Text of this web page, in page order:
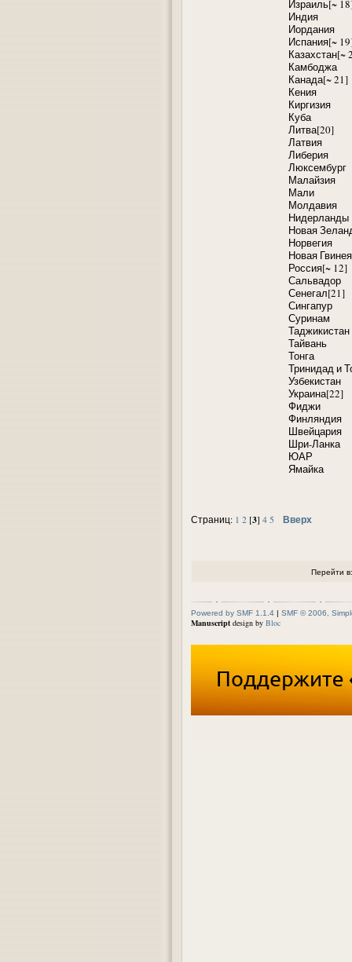
Израиль[~
Индия
Иордания
Испания[~
Казахстан[~
Камбоджа
Канада[~ 21]
Кения
Киргизия
Куба
Литва[20]
Латвия
Либерия
Люксембург
Малайзия
Мали
Молдавия
Нидерланды
Новая
Норвегия
Новая Гвинея
Россия[~ 12]
Сальвадор
Сенегал[21]
Сингапур
Суринам
Таджикистан
Тайвань
Тонга
Тринидад и
Узбекистан
Украина[22]
Фиджи
Финляндия
Швейцария
Шри-Ланка
ЮАР
Ямайка
Страниц: 1 2 [3] 4 5 Вверх
Перейти в:
Powered by SMF 1.1.4 | SMF © 2006,
Manuscript design by Bloc